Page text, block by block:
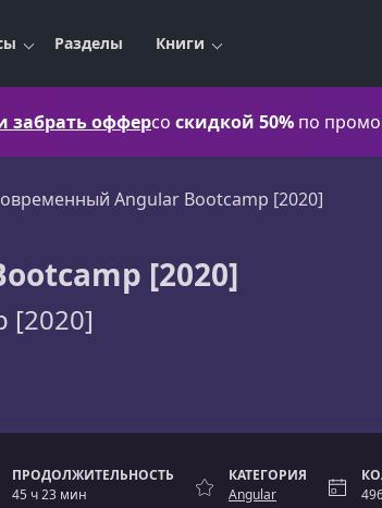
Разделы Книги
забрать офферсо скидкой 50% по
Angular Bootcamp [2020]
[2020]
[2020]
ПРОДОЛЖИТЕЛЬНОСТЬ
45 ч 23 мин
КАТЕГОРИЯ
Angular